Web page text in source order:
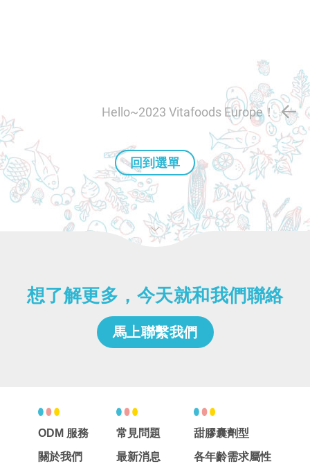
Hello~2023 Vitafoods Europe！
回到選單
想了解更多，今天就和我們聯絡
馬上聯繫我們
ODM 服務
關於我們
常見問題
最新消息
甜膠囊劑型
各年齡需求屬性